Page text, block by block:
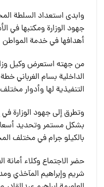
وابدى استعداد السلطة
جهود الوزارة ومكتبها في
أهدافها في خدمة المواطن
من جهته استعرض وكيل
الداخلية بسام الغرباني
التنفيذية لها وأدوار
وتطرق إلى جهود الوزارة في
بشكل مستمر وتحديد
بالكيلو جرام في مختلف
حضر الاجتماع وكلاء أمانة
شريم وإبراهيم المآخذي